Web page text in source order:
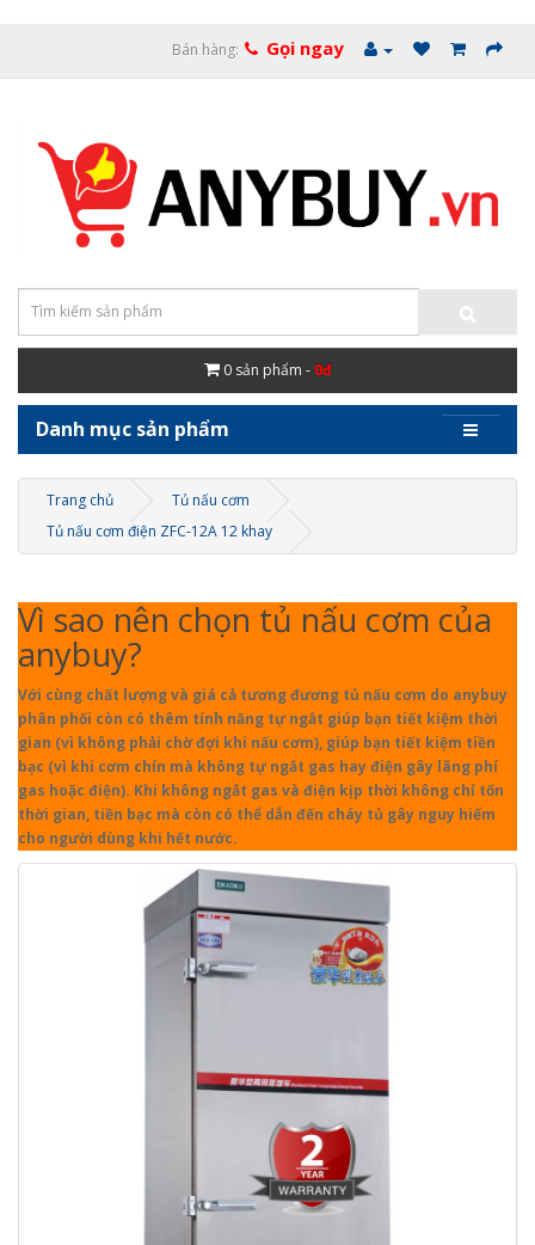
Bán hàng: Gọi ngay
0 sản phẩm - 0đ
Danh mục sản phẩm
Trang chủ
Tủ nấu cơm
Tủ nấu cơm điện ZFC-12A 12 khay
Vì sao nên chọn tủ nấu cơm của
anybuy?
Với cùng chất lượng và giá cả tương đương tủ nấu cơm do anybuy
phân phối còn có thêm tính năng tự ngắt giúp bạn tiết kiệm thời
gian (vì không phải chờ đợi khi nấu cơm), giúp bạn tiết kiệm tiền
bạc (vì khi cơm chín mà không tự ngắt gas hay điện gây lãng phí
gas hoặc điện). Khi không ngắt gas và điện kịp thời không chỉ tốn
thời gian, tiền bạc mà còn có thể dẫn đến cháy tủ gây nguy hiểm
cho người dùng khi hết nước.